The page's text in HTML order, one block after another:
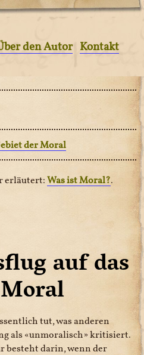
den Autor Kontakt
der Moral
erläutert:Was ist Moral?.
auf das
tut, was anderen
als
unmoralisch
kritisiert.
besteht darin, wenn der